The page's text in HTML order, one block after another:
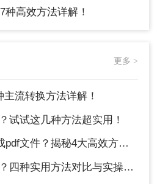
种高效方法详解！
更多 >
流转换方法详解！
试试这几种方法超实用！
秘4大高效方法，轻松搞定所有场景！
方法对比与实操指南（附详细表格）！